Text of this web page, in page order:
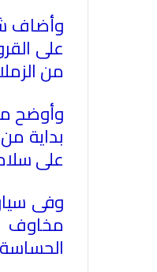
وأضاف
على
من
وأوضح
بداية
على
وفى
مخاوف
الحساسة